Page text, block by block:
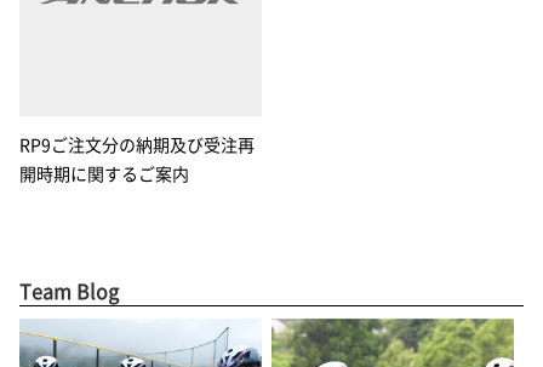
RP9ご注文分の納期及び受注再
開時期に関するご案内
Team Blog